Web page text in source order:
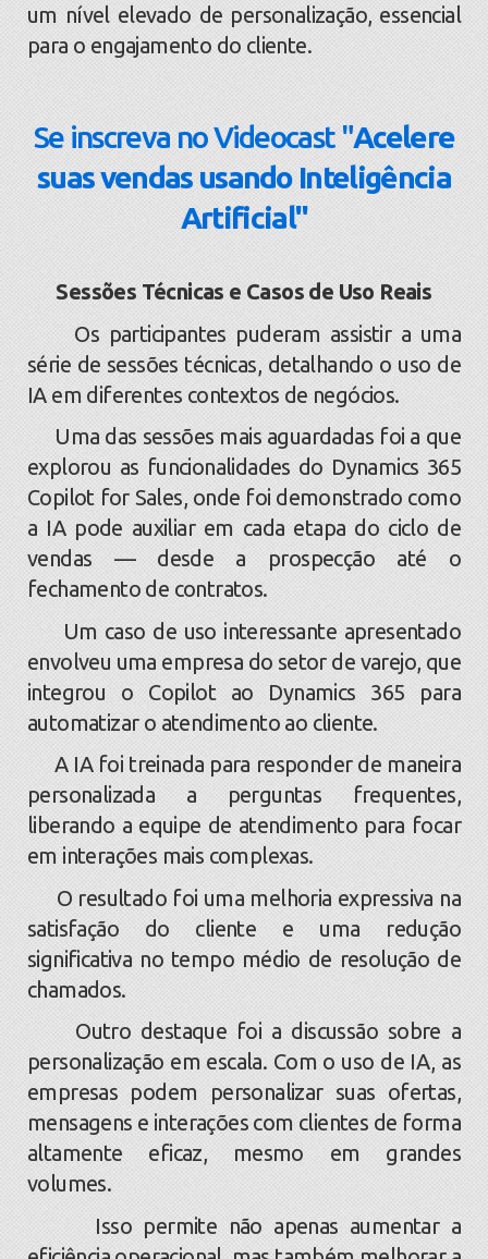
um nível elevado de personalização, essencial
para o engajamento do cliente.
Se inscreva no Videocast "Acelere
suas vendas usando Inteligência
Artificial"
Sessões Técnicas e Casos de Uso Reais
Os participantes puderam assistir a uma
série de sessões técnicas, detalhando o uso de
IA em diferentes contextos de negócios.
Uma das sessões mais aguardadas foi a que
explorou as funcionalidades do Dynamics 365
Copilot for Sales, onde foi demonstrado como
a IA pode auxiliar em cada etapa do ciclo de
vendas — desde a prospecção até o
fechamento de contratos.
Um caso de uso interessante apresentado
envolveu uma empresa do setor de varejo, que
integrou o Copilot ao Dynamics 365 para
automatizar o atendimento ao cliente.
A IA foi treinada para responder de maneira
personalizada a perguntas frequentes,
liberando a equipe de atendimento para focar
em interações mais complexas.
O resultado foi uma melhoria expressiva na
satisfação do cliente e uma redução
significativa no tempo médio de resolução de
chamados.
Outro destaque foi a discussão sobre a
personalização em escala. Com o uso de IA, as
empresas podem personalizar suas ofertas,
mensagens e interações com clientes de forma
altamente eficaz, mesmo em grandes
volumes.
Isso permite não apenas aumentar a